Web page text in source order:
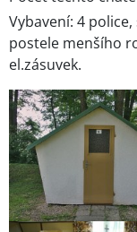
Vybavení: 4
postele menšího
el.zásuvek.